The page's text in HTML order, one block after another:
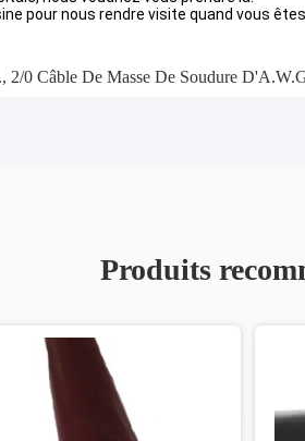
pour nous rendre visite quand vous êtes
, 2/0 Câble De Masse De Soudure
Produits